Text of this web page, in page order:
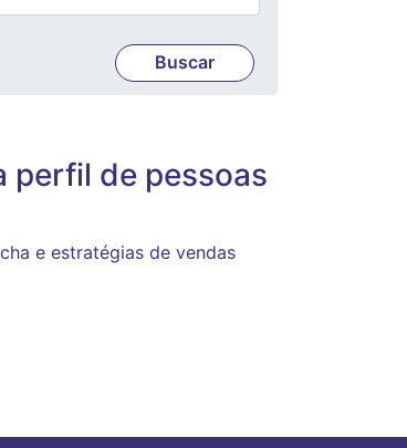
perfil de pessoas
e estratégias de vendas